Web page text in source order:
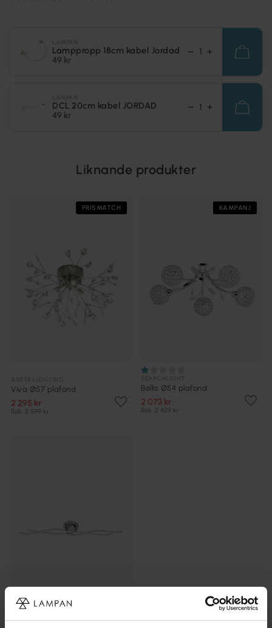
Lamppropp 18cm kabel Jordad
49 kr
DCL 20cm kabel JORDAD
49 kr
Liknande produkter
PRISMATCH
Viva Ø57 plafond
2 295 kr
Rek. 3 599 kr
KAMPANJ
Bellis Ø54 plafond
2 073 kr
Rek. 2 439 kr
EGLO